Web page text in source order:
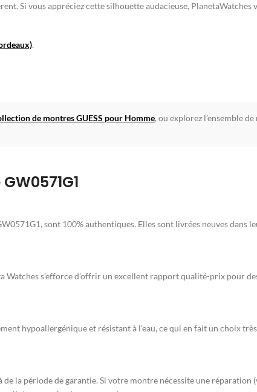
Si vous appréciez cette silhouette audacieuse, PlanetaWatches
.
de montres GUESS pour Homme, ou explorez l’ensemble
sont 100% authentiques. Elles sont livrées neuves dans
s’efforce d’offrir un excellent rapport qualité-prix pour
hypoallergénique et résistant à l’eau, ce qui en fait un choix
la période de garantie. Si votre montre nécessite une réparation